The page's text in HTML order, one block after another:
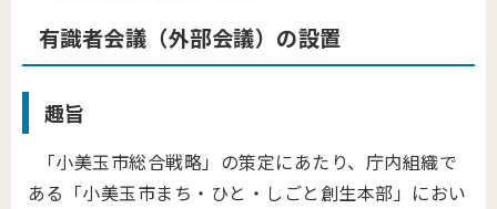
有識者会議（外部会議）の設置
趣旨
「小美玉市総合戦略」の策定にあたり、庁内組織で
ある「小美玉市まち・ひと・しごと創生本部」におい